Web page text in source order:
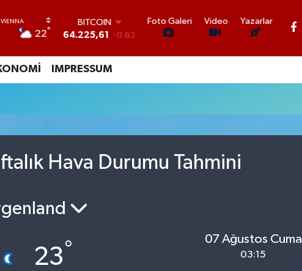
22°
BITCOIN
64.225,61
-0.63
EURO
6510.40 0.45
13.799
70
Foto Galeri Video Yazarlar
IMPRESSUM
Hava Durumu Tahmini
23°
07 Ağustos Cuma
03:15